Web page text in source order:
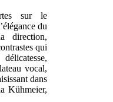
sur le
du
direction,
qui
vocal,
dans
Kühmeier,